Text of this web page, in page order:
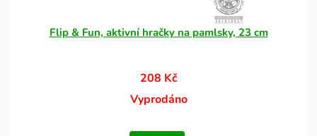
Flip & Fun, aktivní hračky na pamlsky, 23 cm
208 Kč
Vyprodáno